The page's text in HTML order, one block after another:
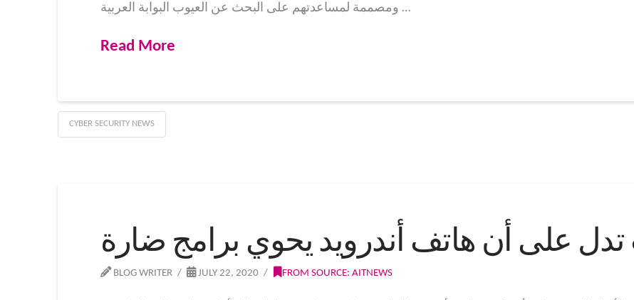
ومصممة لمساعدتهم على البحث عن العيوب البوابة العربية …
Read More
CYBER SECURITY NEWS
تدل على أن هاتف أندرويد يحوي برامج ضارة
BLOG WRITER JULY 22, 2020 FROM SOURCE: AITNEWS